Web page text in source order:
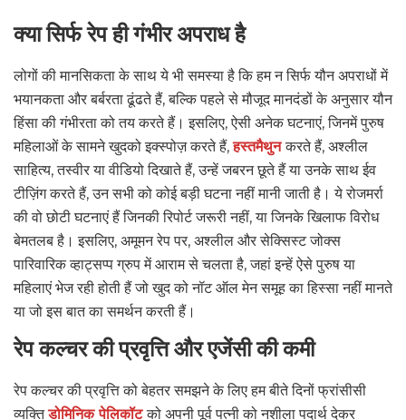
क्या सिर्फ रेप ही गंभीर अपराध है
लोगों की मानसिकता के साथ ये भी समस्या है कि हम न सिर्फ यौन अपराधों में
भयानकता और बर्बरता ढूंढते हैं, बल्कि पहले से मौजूद मानदंडों के अनुसार यौन
हिंसा की गंभीरता को तय करते हैं। इसलिए, ऐसी अनेक घटनाएं, जिनमें पुरुष
महिलाओं के सामने खुदको इक्स्पोज़ करते हैं,हस्तमैथुनकरते हैं, अश्लील
साहित्य, तस्वीर या वीडियो दिखाते हैं, उन्हें जबरन छूते हैं या उनके साथ ईव
टीज़िंग करते हैं, उन सभी को कोई बड़ी घटना नहीं मानी जाती है। ये रोजमर्रा
की वो छोटी घटनाएं हैं जिनकी रिपोर्ट जरूरी नहीं, या जिनके खिलाफ विरोध
बेमतलब है। इसलिए, अमूमन रेप पर, अश्लील और सेक्सिस्ट जोक्स
पारिवारिक व्हाट्सप्प ग्रुप में आराम से चलता है, जहां इन्हें ऐसे पुरुष या
महिलाएं भेज रही होती हैं जो खुद को नॉट ऑल मेन समूह का हिस्सा नहीं मानते
या जो इस बात का समर्थन करती हैं।
रेप कल्चर की प्रवृत्ति और एजेंसी की कमी
रेप कल्चर की प्रवृत्ति को बेहतर समझने के लिए हम बीते दिनों फ्रांसीसी
व्यक्तिडोमिनिक पेलिकॉट को अपनी पूर्व पत्नी को नशीला पदार्थ देकर